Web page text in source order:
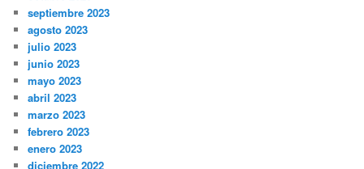
septiembre 2023
agosto 2023
julio 2023
junio 2023
mayo 2023
abril 2023
marzo 2023
febrero 2023
enero 2023
diciembre 2022